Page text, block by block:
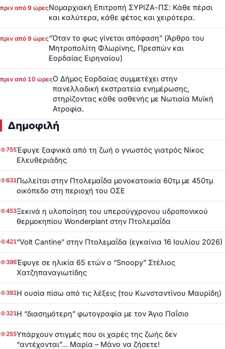
πριν από 9 ώρεςΝομαρχιακή Επιτροπή ΣΥΡΙΖΑ-ΠΣ: Κάθε πέρσι
και καλύτερα, κάθε φέτος και χειρότερα.
πριν από 9 ώρες“Όταν το φως γίνεται απόφαση” (Άρθρο του
Μητροπολίτη Φλωρίνης, Πρεσπών και
Εορδαίας Ειρηναίου)
πριν από 10 ώρεςΟ Δήμος Εορδαίας συμμετέχει στην
πανελλαδική εκστρατεία ενημέρωσης,
στηρίζοντας κάθε ασθενής με Νωτιαία Μυϊκή
Ατροφία.
Δημοφιλή
755Έφυγε ξαφνικά από τη ζωή ο γνωστός γιατρός Νίκος
Ελευθεριάδης
631Πωλείται στην Πτολεμαΐδα μονοκατοικία 60τμ με 450τμ
οικόπεδο στη περιοχή του ΟΣΕ
453Ξεκινά η υλοποίηση του υπερσύγχρονου υδροπονικού
θερμοκηπίου Wonderplant στην Πτολεμαΐδα
421“Volt Cantine” στην Πτολεμαΐδα (εγκαίνια 16 Ιουλίου 2026)
396Έφυγε σε ηλικία 65 ετών ο “Snoopy” Στέλιος
Χατζηπαναγιωτίδης
391Η ουσία πίσω από τις λέξεις (του Κωνσταντίνου Μαυρίδη)
321Η “διασημότερη” φωτογραφία με τον Άγιο Παΐσιο
255Υπάρχουν στιγμές που οι χαρές της ζωής δεν
“αντέχονται”… Μαρία – Μάνο να ζήσετε!